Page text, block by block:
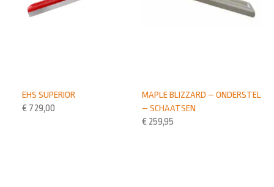
MAPLE BLIZZARD – ONDERSTEL
– SCHAATSEN
€ 259,95
EHS SUPERIOR
€ 729,00